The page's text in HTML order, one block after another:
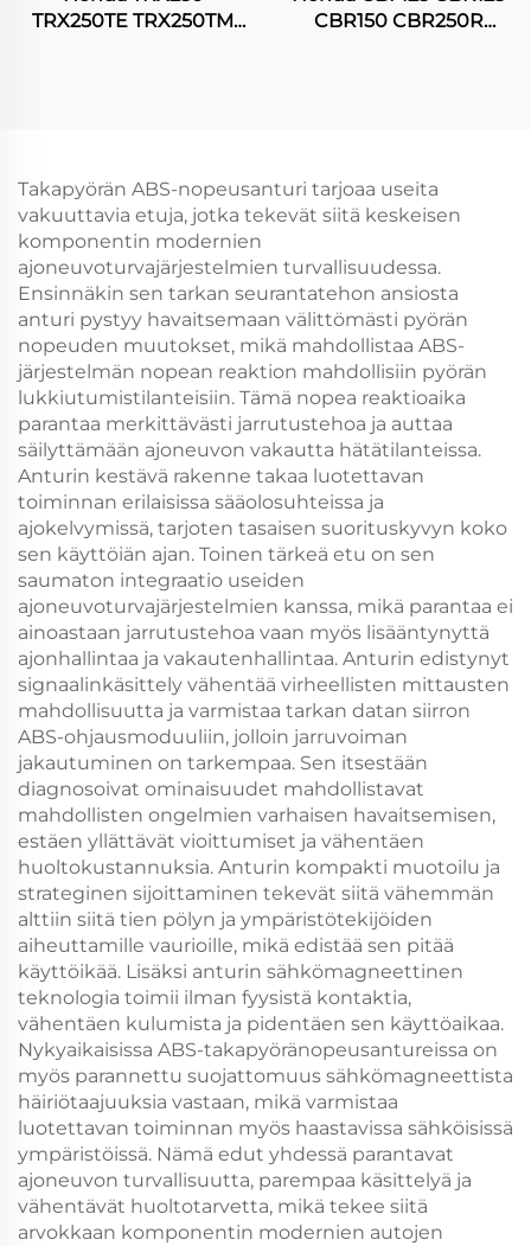
TRX250TE TRX250TM
CBR150 CBR250R
Takapyörän ABS-nopeusanturi tarjoaa useita
vakuuttavia etuja, jotka tekevät siitä keskeisen
komponentin modernien
ajoneuvoturvajärjestelmien turvallisuudessa.
Ensinnäkin sen tarkan seurantatehon ansiosta
anturi pystyy havaitsemaan välittömästi pyörän
nopeuden muutokset, mikä mahdollistaa ABS-
järjestelmän nopean reaktion mahdollisiin pyörän
lukkiutumistilanteisiin. Tämä nopea reaktioaika
parantaa merkittävästi jarrutustehoa ja auttaa
säilyttämään ajoneuvon vakautta hätätilanteissa.
Anturin kestävä rakenne takaa luotettavan
toiminnan erilaisissa sääolosuhteissa ja
ajokelvymissä, tarjoten tasaisen suorituskyvyn koko
sen käyttöiän ajan. Toinen tärkeä etu on sen
saumaton integraatio useiden
ajoneuvoturvajärjestelmien kanssa, mikä parantaa ei
ainoastaan jarrutustehoa vaan myös lisääntynyttä
ajonhallintaa ja vakautenhallintaa. Anturin edistynyt
signaalinkäsittely vähentää virheellisten mittausten
mahdollisuutta ja varmistaa tarkan datan siirron
ABS-ohjausmoduuliin, jolloin jarruvoiman
jakautuminen on tarkempaa. Sen itsestään
diagnosoivat ominaisuudet mahdollistavat
mahdollisten ongelmien varhaisen havaitsemisen,
estäen yllättävät vioittumiset ja vähentäen
huoltokustannuksia. Anturin kompakti muotoilu ja
strateginen sijoittaminen tekevät siitä vähemmän
alttiin siitä tien pölyn ja ympäristötekijöiden
aiheuttamille vaurioille, mikä edistää sen pitää
käyttöikää. Lisäksi anturin sähkömagneettinen
teknologia toimii ilman fyysistä kontaktia,
vähentäen kulumista ja pidentäen sen käyttöaikaa.
Nykyaikaisissa ABS-takapyöränopeusantureissa on
myös parannettu suojattomuus sähkömagneettista
häiriötaajuuksia vastaan, mikä varmistaa
luotettavan toiminnan myös haastavissa sähköisissä
ympäristöissä. Nämä edut yhdessä parantavat
ajoneuvon turvallisuutta, parempaa käsittelyä ja
vähentävät huoltotarvetta, mikä tekee siitä
arvokkaan komponentin modernien autojen